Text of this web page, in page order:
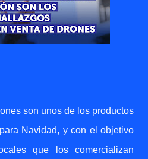
son unos de los productos
Navidad, y con el objetivo
que los comercializan